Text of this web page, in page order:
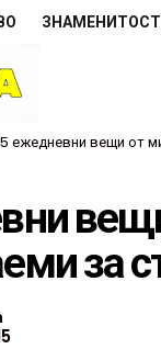
ежедневни вещи от миналото, които са
за